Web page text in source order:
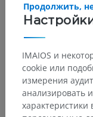
Продолжить,
IMAIOS и
cookie или
измерения
анализировать